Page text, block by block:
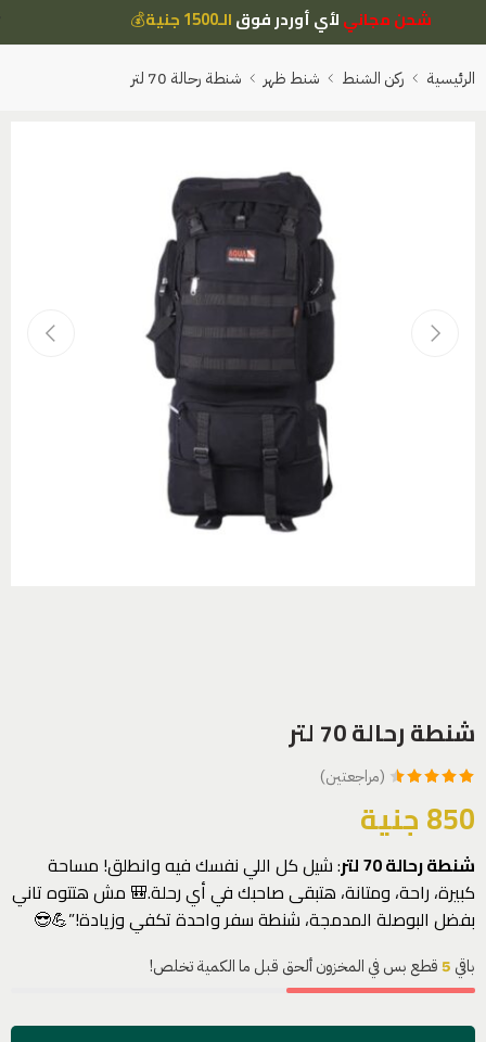
شحن مجانيلأي أوردر فوقالـ1500 جنية 💰
الرئيسية ركن الشنط شنط ظهر شنطة رحالة 70 لتر
شنطة رحالة 70 لتر
تم التقييم بـ
4.50
من 5
بناءً على
تقييم
2
من
العملاء
(مراجعتين)
850جنية
شنطة رحالة 70 لتر
: شيل كل اللي نفسك فيه وانطلق! مساحة
كبيرة، راحة، ومتانة، هتبقى صاحبك في أي رحلة.🎒 مش هتتوه تاني
بفضل البوصلة المدمجة، شنطة سفر واحدة تكفي وزيادة!”💪😎
باقي 5قطع بس في المخزون ألحق قبل ما الكمية تخلص!